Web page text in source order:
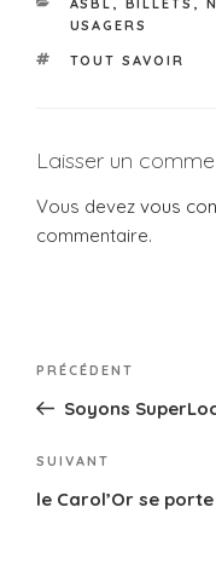
b
o
k
er
ASBL , BILLETS ,
USAGERS
TOUT SAVOIR
Laisser un
Vous devez vous
commentaire.
PRÉCÉDENT
Soyons
SUIVANT
le Carol’Or se